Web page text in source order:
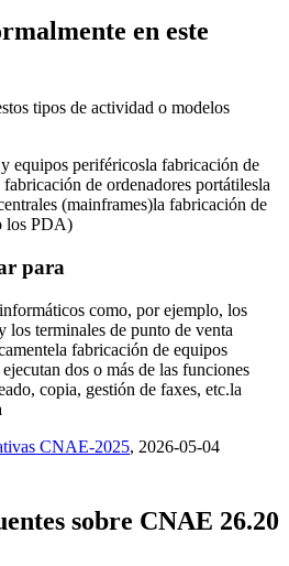
en este
tipos de actividad o modelos
equipos periféricosla fabricación de
fabricación de ordenadores portátilesla
(mainframes)la fabricación de
los PDA)
para
como, por ejemplo, los
terminales de punto de venta
la fabricación de equipos
dos o más de las funciones
copia, gestión de faxes, etc.la
CNAE-2025, 2026-05-04
sobre CNAE 26.20